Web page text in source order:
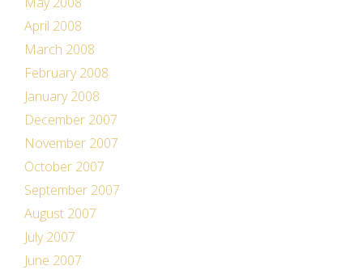
April 2008
March 2008
February 2008
January 2008
December 2007
November 2007
October 2007
September 2007
August 2007
July 2007
June 2007